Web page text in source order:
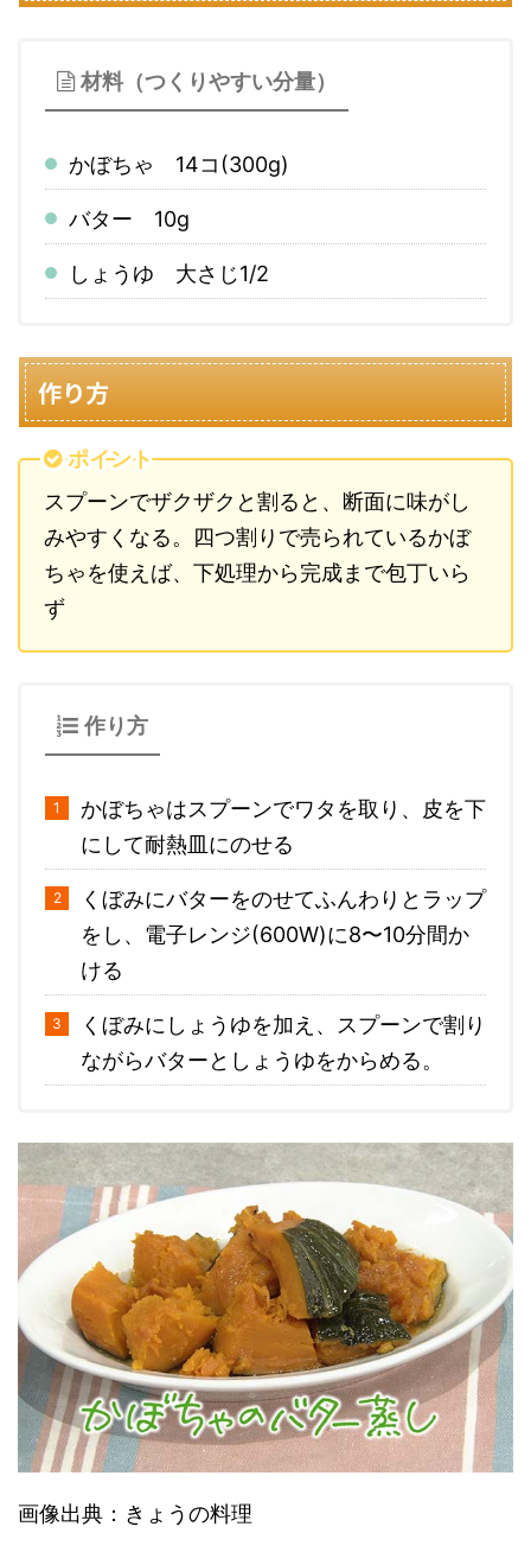
材料（つくりやすい分量）
かぼちゃ 14コ(300g)
バター 10g
しょうゆ 大さじ1/2
作り方
ポイント
スプーンでザクザクと割ると、断面に味がし
みやすくなる。四つ割りで売られているかぼ
ちゃを使えば、下処理から完成まで包丁いら
ず
作り方
かぼちゃはスプーンでワタを取り、皮を下
にして耐熱皿にのせる
くぼみにバターをのせてふんわりとラップ
をし、電子レンジ(600W)に8〜10分間か
ける
くぼみにしょうゆを加え、スプーンで割り
ながらバターとしょうゆをからめる。
画像出典：きょうの料理